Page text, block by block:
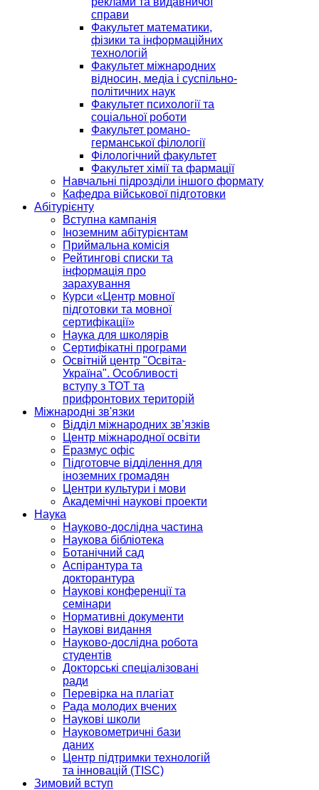
справи
Факультет математики,
фізики та інформаційних
технологій
Факультет міжнародних
відносин, медіа і суспільно-
політичних наук
Факультет психології та
соціальної роботи
Факультет романо-
германської філології
Філологічний факультет
Факультет хімії та фармації
Навчальні підрозділи іншого формату
Кафедра військової підготовки
Абітурієнту
Вступна кампанія
Іноземним абітурієнтам
Приймальна комісія
Рейтингові списки та
інформація про
зарахування
Курси «Центр мовної
підготовки та мовної
сертифікації»
Наука для школярів
Сертифікатні програми
Освітній центр "Освіта-
Україна". Особливості
вступу з ТОТ та
прифронтових територій
Міжнародні зв'язки
Відділ міжнародних зв’язків
Центр міжнародної освіти
Еразмус офіс
Підготовче відділення для
іноземних громадян
Центри культури і мови
Академічні наукові проекти
Наука
Науково-дослідна частина
Наукова бібліотека
Ботанічний сад
Аспірантура та
докторантура
Наукові конференції та
семінари
Нормативні документи
Наукові видання
Науково-дослідна робота
студентів
Докторські спеціалізовані
ради
Перевірка на плагіат
Рада молодих вчених
Наукові школи
Науковометричні бази
даних
Центр підтримки технологій
та інновацій (TISC)
Зимовий вступ